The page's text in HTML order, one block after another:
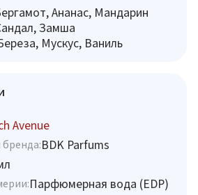
Ананас, Мандарин
Замша
Мускус, Ваниль
Avenue
BDK Parfums
Парфюмерная вода (EDP)